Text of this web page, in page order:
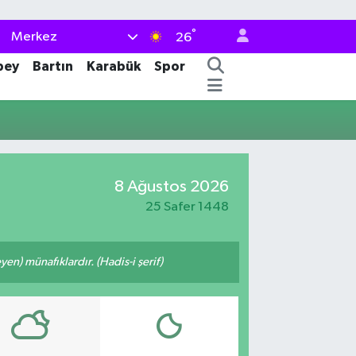
Merkez 26°
Bartın Karabük
Spor
8 Ağustos 2026
25 Safer 1448
münafıklardır. (Hadis-i şerif)